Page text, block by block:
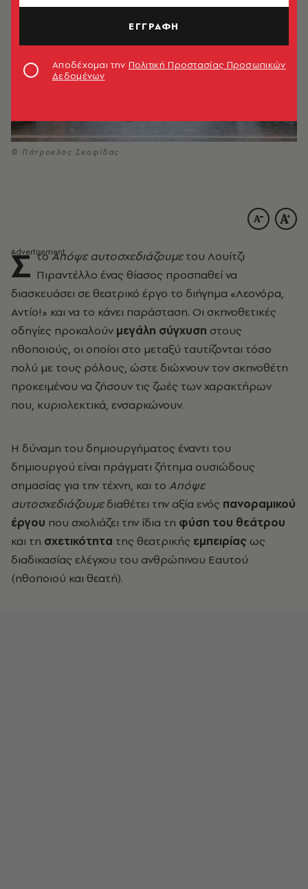
© Πάτροκλος Σκαφίδας
Σ τοΑπόψε αυτοσχεδιάζουμετου Λουίτζι
Πιραντέλλο ένας θίασος προσπαθεί να
διασκευάσει σε θεατρικό έργο το διήγημα «Λεονόρα,
Αντίο!» και να το κάνει παράσταση. Οι σκηνοθετικές
οδηγίες προκαλούν μεγάλη σύγχυση στους
ηθοποιούς, οι οποίοι στο μεταξύ ταυτίζονται τόσο
πολύ με τους ρόλους, ώστε διώχνουν τον σκηνοθέτη
προκειμένου να ζήσουν τις ζωές των χαρακτήρων
που, κυριολεκτικά, ενσαρκώνουν.
Η δύναμη του δημιουργήματος έναντι του
δημιουργού είναι πράγματι ζήτημα ουσιώδους
σημασίας για την τέχνη, και το Απόψε
αυτοσχεδιάζουμεδιαθέτει την αξία ενός πανοραμικού
έργου που σχολιάζει την ίδια τη φύση του θεάτρου
και τη σχετικότητα της θεατρικής εμπειρίας ως
διαδικασίας ελέγχου του ανθρώπινου Εαυτού
(ηθοποιού και θεατή).
ΕΓΓΡΑΦΗ
Αποδέχομαι την Πολιτική Προστασίας Προσωπικών
Δεδομένων